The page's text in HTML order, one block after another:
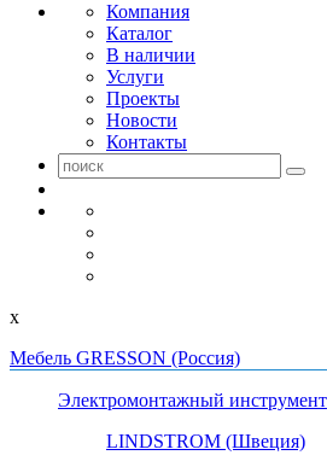
Компания
Каталог
В наличии
Услуги
Проекты
Новости
Контакты
x
Мебель GRESSON (Россия)
Электромонтажный инструмент
LINDSTROM (Швеция)